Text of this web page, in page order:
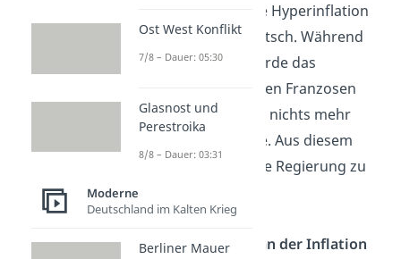
Die Ruhrkrise, die Hyperinflation
und der Hitler-Putsch. Während
der Ruhrkrise wurde das
Ruhrgebiet von den Franzosen
besetzt, wodurch nichts mehr
produziert wurde. Aus diesem
Grund druckte die Regierung zu
Wer war Schuld an der Inflation
Ost West Konflikt
7/8 – Dauer: 05:30
Glasnost und
Perestroika
8/8 – Dauer: 03:31
Moderne
Deutschland im Kalten Krieg
Berliner Mauer